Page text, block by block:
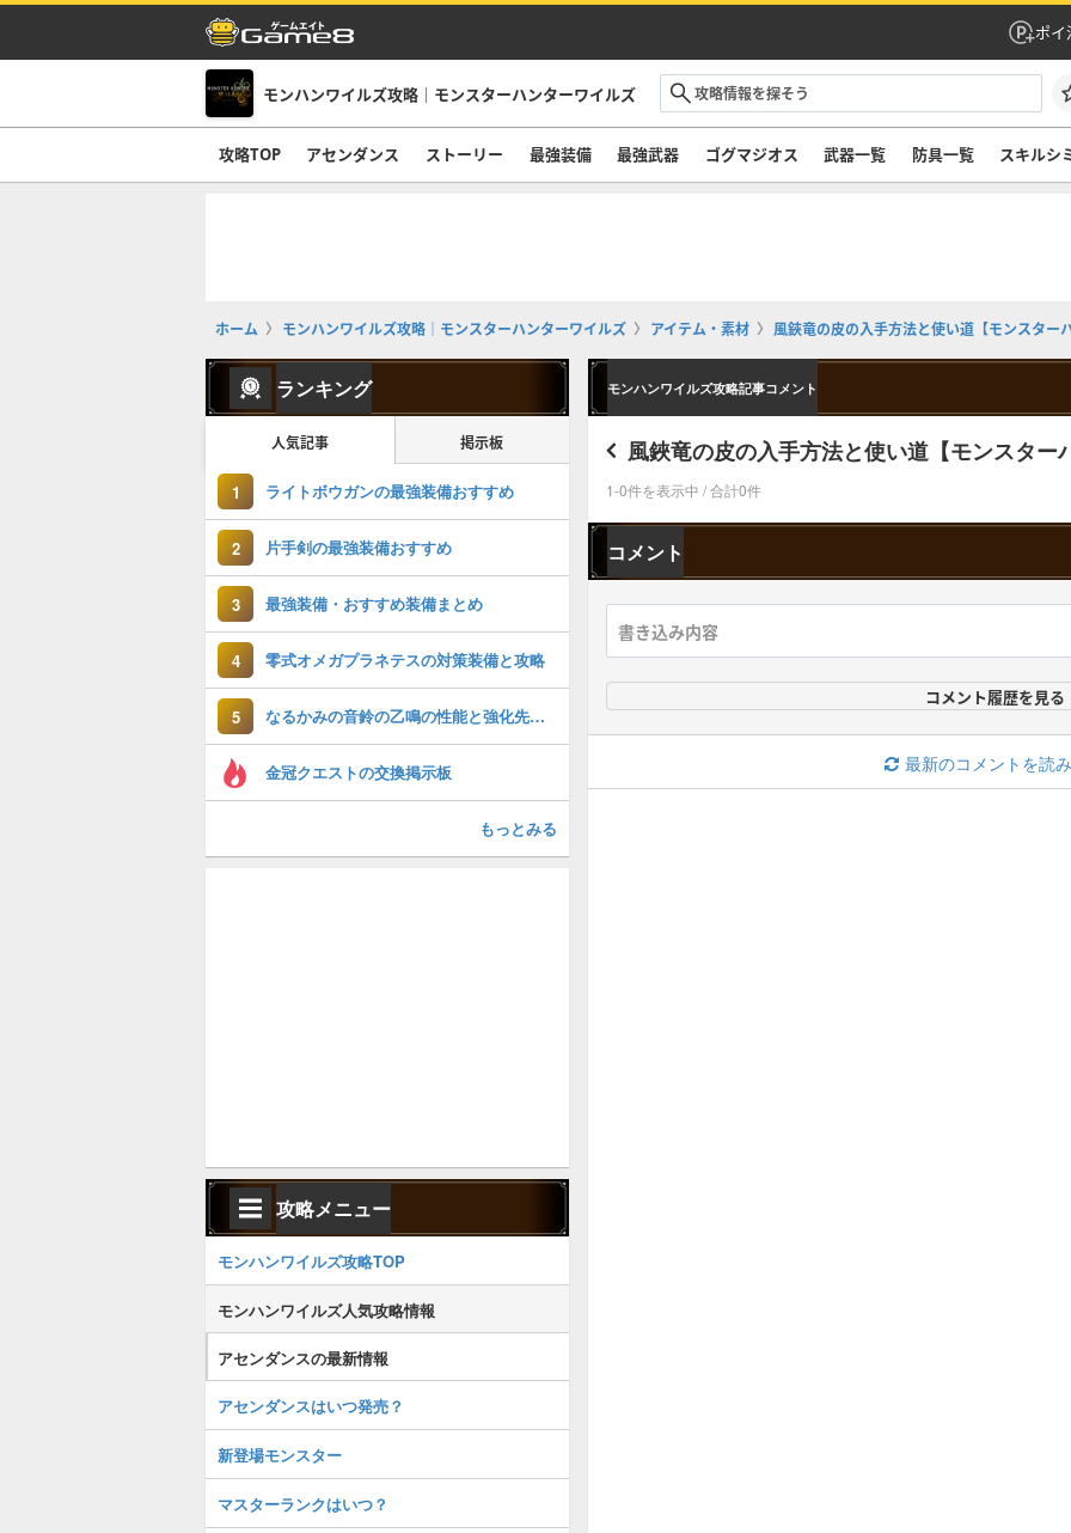
ポイ
モンハンワイルズ攻略｜モンスターハンターワイルズ
攻略TOP アセンダンス ストーリー 最強装備 最強武器 ゴグマジオス 武器一覧 防具一覧 スキルシ
ホーム モンハンワイルズ攻略｜モンスターハンターワイルズ アイテム・素材 風鋏竜の皮の入手方法と使い道【モンスター
モンハンワイルズ攻略記事コメント
風鋏竜の皮の入手方法と使い道【モンスター
1-0件を表示中 / 合計0件
コメント
コメント履歴を見る
最新のコメントを読
ランキング
人気記事 掲示板
1 ライトボウガンの最強装備おすすめ
2 片手剣の最強装備おすすめ
3 最強装備・おすすめ装備まとめ
4 零式オメガプラネテスの対策装備と攻略
5 なるかみの音鈴の乙鳴の性能と強化先・派生
金冠クエストの交換掲示板
もっとみる
攻略メニュー
モンハンワイルズ攻略TOP
モンハンワイルズ人気攻略情報
アセンダンスの最新情報
アセンダンスはいつ発売？
新登場モンスター
マスターランクはいつ？